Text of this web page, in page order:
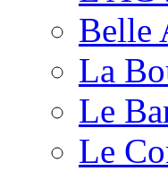
Belle
La
Le
Le